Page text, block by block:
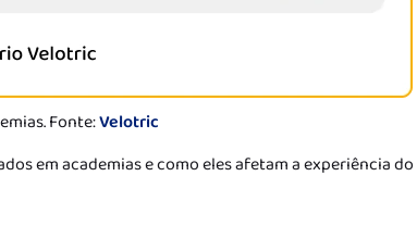
Fonte:Velotric
em academias e como eles afetam a experiência do